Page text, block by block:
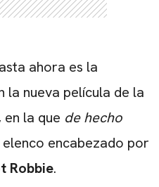
ahora es la
la nueva película de la
en la que de hecho
encabezado por
Robbie.
PUBLICIDADE